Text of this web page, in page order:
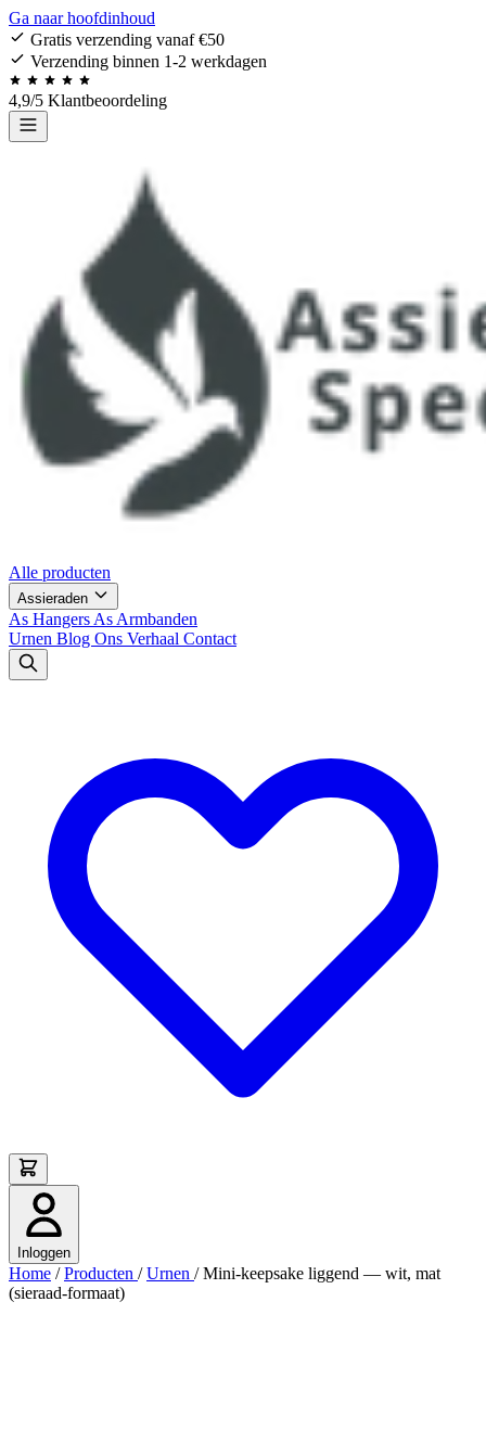
Ga naar hoofdinhoud
Gratis verzending vanaf €50
Verzending binnen 1-2 werkdagen
4,9/5 Klantbeoordeling
Alle producten
Assieraden
As Hangers As Armbanden
Urnen Blog Ons Verhaal Contact
Inloggen
Home / Producten / Urnen / Mini-keepsake liggend — wit, mat
(sieraad-formaat)